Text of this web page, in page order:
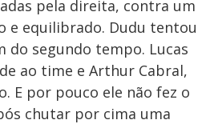
pela direita, contra um
e equilibrado. Dudu tentou
do segundo tempo. Lucas
ao time e Arthur Cabral,
E por pouco ele não fez o
chutar por cima uma